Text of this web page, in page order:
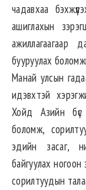
чадавхаа
ашиглахын
ажиллагаагаар
бууруулах
Манай улсын
идэвхтэй
Хойд Азийн бүс
боломж,
эдийн засаг,
байгуулах ногоон
сорилтуудын